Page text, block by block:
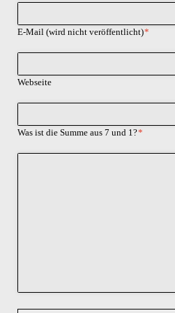
Pflichtfeld
E-Mail (wird nicht veröffentlicht)*
Webseite
Was ist die Summe aus 7 und 1?*